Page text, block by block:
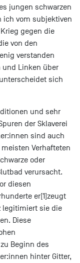
jungen schwarzen
ich vom subjektiven
gegen die
von den
verstanden
und Linken über
sich
und sehr
der Sklaverei
sind auch
Verhafteten
oder
verursacht.
diesen
er[1]zeugt
legitimiert sie die
Diese
Beginn des
hinter Gitter,